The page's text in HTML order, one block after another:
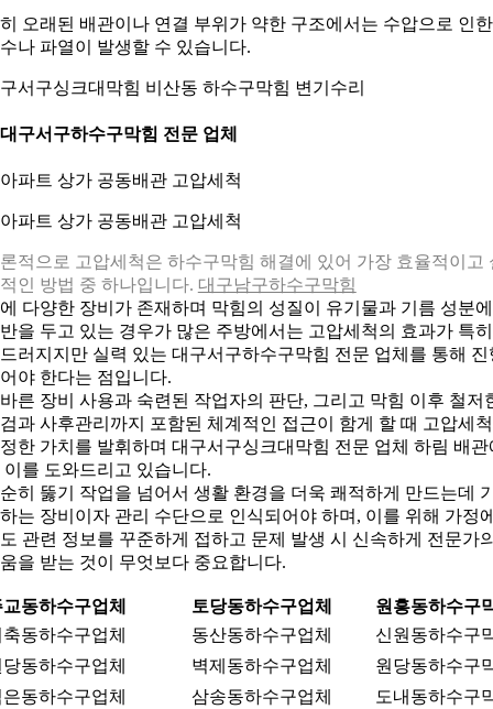
오래된 배관이나 연결 부위가 약한 구조에서는 수압으로 인한
나 파열이 발생할 수 있습니다.
서구싱크대막힘 비산동 하수구막힘 변기수리
구서구하수구막힘 전문 업체
파트 상가 공동배관 고압세척
적으로 고압세척은 하수구막힘 해결에 있어 가장 효율적이고
인 방법 중 하나입니다. 대구남구하수구막힘
다양한 장비가 존재하며 막힘의 성질이 유기물과 기름 성분에
을 두고 있는 경우가 많은 주방에서는 고압세척의 효과가 특히
러지지만 실력 있는 대구서구하수구막힘 전문 업체를 통해 진
야 한다는 점입니다.
른 장비 사용과 숙련된 작업자의 판단, 그리고 막힘 이후 철저
과 사후관리까지 포함된 체계적인 접근이 함게 할 때 고압세
한 가치를 발휘하며 대구서구싱크대막힘 전문 업체 하림 배관
이를 도와드리고 있습니다.
히 뚫기 작업을 넘어서 생활 환경을 더욱 쾌적하게 만드는데
는 장비이자 관리 수단으로 인식되어야 하며, 이를 위해 가정
관련 정보를 꾸준하게 접하고 문제 발생 시 신속하게 전문가
을 받는 것이 무엇보다 중요합니다.
동하수구업체 토당동하수구업체
원흥동하수구
동하수구업체
동산동하수구업체
신원동하수구
동하수구업체
벽제동하수구업체
원당동하수구
동하수구업체
삼송동하수구업체 도내동하수구